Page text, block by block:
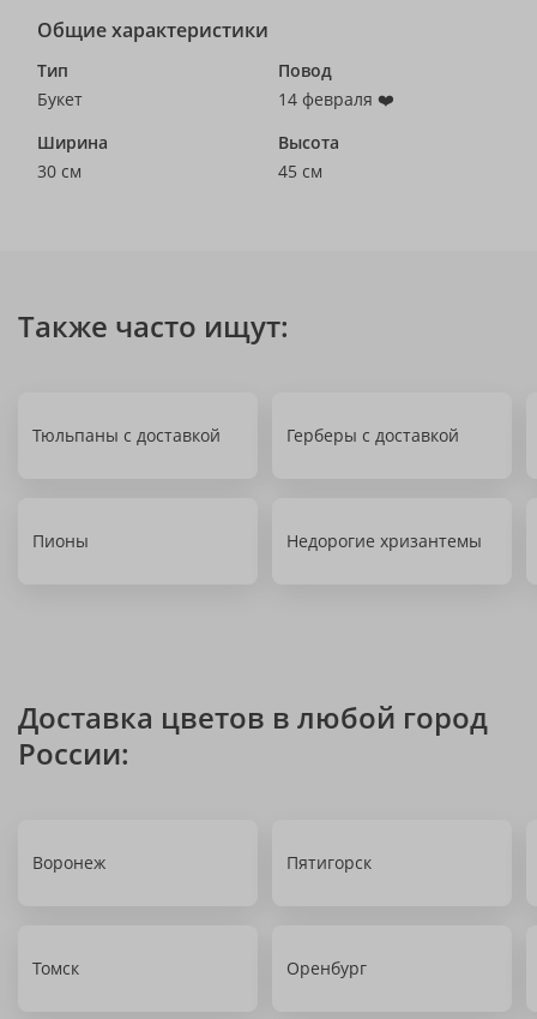
Общие характеристики
Тип
Букет
Повод
14 февраля ❤️
Ширина
30 см
Высота
45 см
Также часто ищут:
Тюльпаны с доставкой Герберы с доставкой
Пионы Недорогие хризантемы
Доставка цветов в любой город
России:
Воронеж Пятигорск
Томск Оренбург